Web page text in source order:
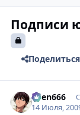
Подписи
Поделиться
oven666
14 Июля,